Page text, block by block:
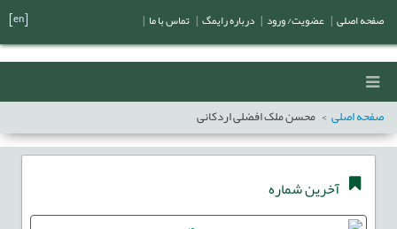
صفحه اصلی محسن ملک افضلی اردکانی
آخرین شماره
صفحه اصلی عضویت/ ورود درباره رایمگ تماس با ما